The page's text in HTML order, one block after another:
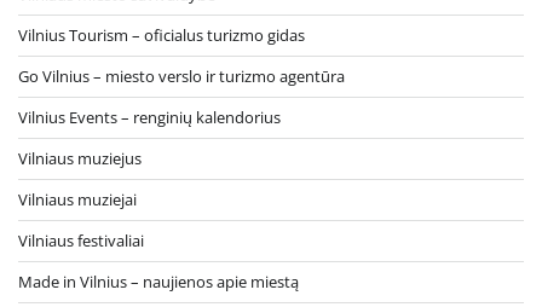
Vilnius Tourism – oficialus turizmo gidas
Go Vilnius – miesto verslo ir turizmo agentūra
Vilnius Events – renginių kalendorius
Vilniaus muziejus
Vilniaus muziejai
Vilniaus festivaliai
Made in Vilnius – naujienos apie miestą